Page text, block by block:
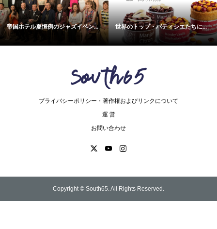
帝国ホテル夏恒例のジャズイベン... 世界のトップ・パティシエたちに...
プライバシーポリシー・著作権およびリンクについて
運 営
お問い合わせ
Copyright © South65. All Rights Reserved.